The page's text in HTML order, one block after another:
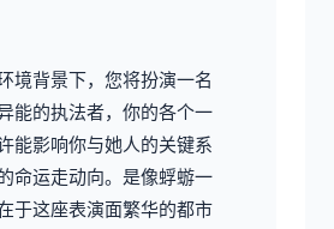
境背景下，您将扮演一名
能的执法者，你的各个一
能影响你与她人的关键系
命运走动向。是像蜉蝣一
于这座表演面繁华的都市